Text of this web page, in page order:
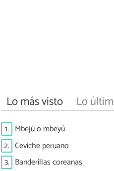
Lo más visto Lo
1. Mbejú o mbeyú
2. Ceviche peruano
3. Banderillas coreanas